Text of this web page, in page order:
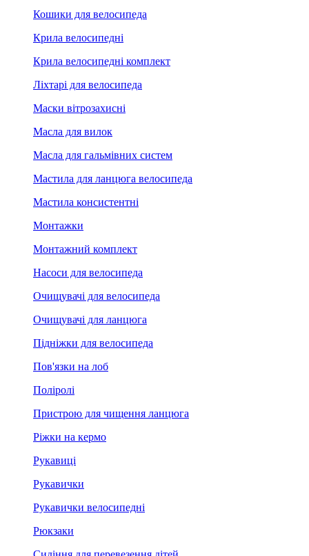
Кошики для велосипеда
Крила велосипедні
Крила велосипедні комплект
Ліхтарі для велосипеда
Маски вітрозахисні
Масла для вилок
Масла для гальмівних систем
Мастила для ланцюга велосипеда
Мастила консистентні
Монтажки
Монтажний комплект
Насоси для велосипеда
Очищувачі для велосипеда
Очищувачі для ланцюга
Підніжки для велосипеда
Пов'язки на лоб
Поліролі
Пристрою для чищення ланцюга
Ріжки на кермо
Рукавиці
Рукавички
Рукавички велосипедні
Рюкзаки